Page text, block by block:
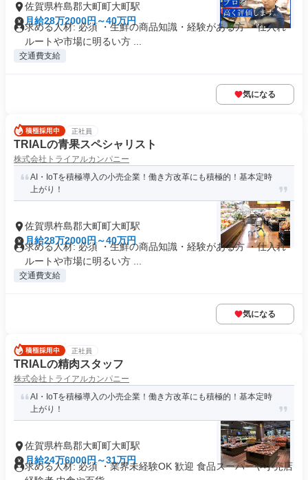
佐賀県杵島郡大町町大町駅
月給28万2000円～40万円
求める人材: 必須 ・生鮮の商品知識・経験がある方 ・仕入れ
ルートや市場に明るい方 ...
交通費支給
気になる
正社員
TRIALの青果スペシャリスト
株式会社トライアルカンパニー
AI・IoTを積極導入の小売企業！働き方改革にも積極的！基本定時
上がり！
佐賀県杵島郡大町町大町駅
月給28万2000円～40万円
求める人材: 必須 ・生鮮の商品知識・経験がある方 ・仕入れ
ルートや市場に明るい方 ...
交通費支給
気になる
正社員
TRIALの精肉スタッフ
株式会社トライアルカンパニー
AI・IoTを積極導入の小売企業！働き方改革にも積極的！基本定時
上がり！
佐賀県杵島郡大町町大町駅
月給24万6000円～31万円
求める人材: 必須 ・業界未経験OK 歓迎 食品スーパーや小売店